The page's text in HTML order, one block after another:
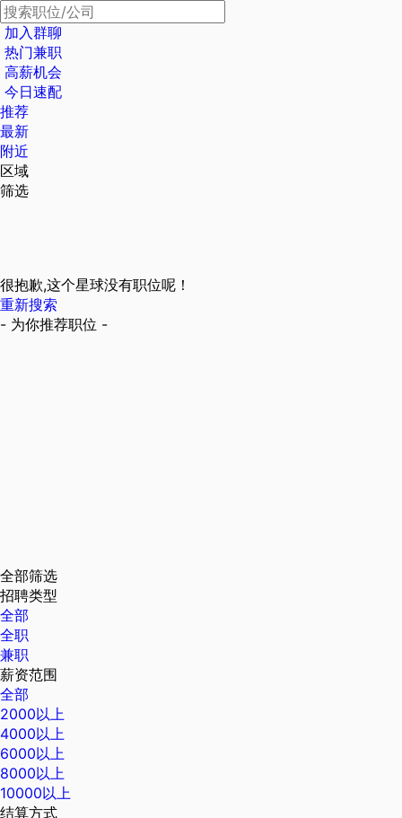
加入群聊
热门兼职
高薪机会
今日速配
推荐
最新
附近
区域
筛选
很抱歉,这个星球没有职位呢！
重新搜索
- 为你推荐职位 -
全部筛选
招聘类型
全部
全职
兼职
薪资范围
全部
2000以上
4000以上
6000以上
8000以上
10000以上
结算方式